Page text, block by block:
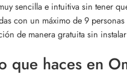
sencilla e intuitiva sin tener
con un máximo de 9
de manera gratuita sin
que haces en